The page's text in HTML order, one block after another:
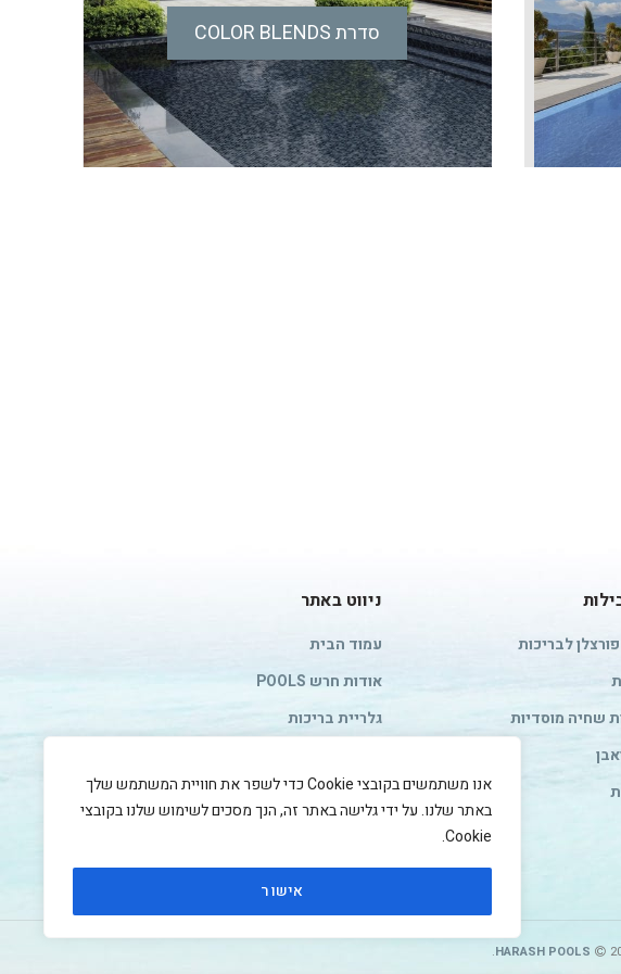
אנו משתמשים בקובצי Cookie כדי לשפר את חוויית המשתמש שלך
באתר שלנו. על ידי גלישה באתר זה, הנך מסכים לשימוש שלנו בקובצי
Cookie.
אישור
סדרת COLOR BLENDS
לבריכות
שחיה מוסדיות
ניווט באתר
עמוד הבית
אודות חרש POOLS
גלריית בריכות
מגזין
מדיניות פרטיות
HARASH POOLS